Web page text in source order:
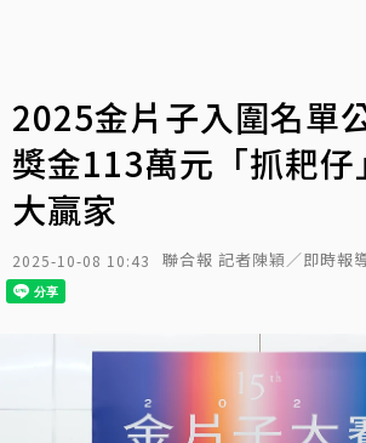
2025金片子入圍名單
獎金113萬元「抓耙
大贏家
2025-10-08 10:43 聯合報 記者陳穎／即時報